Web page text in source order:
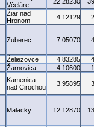
Včeláre
Žiar nad
Hronom
4.12129
Zuberec 7.05070
Želiezovce 4.83285
Žarnovica 4.10600
Kamenica
nad Cirochou
3.95895
Malacky 12.12870